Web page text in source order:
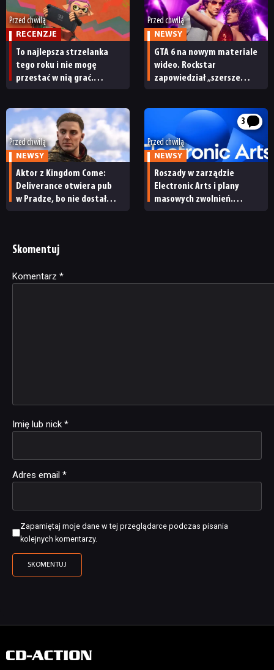
Przed chwilą
RECENZJE
To najlepsza strzelanka
tego roku i nie mogę
przestać w nią grać.
Przed chwilą
NEWSY
GTA 6 na nowym materiale
wideo. Rockstar
zapowiedział „szersze
Przed chwilą
NEWSY
Aktor z Kingdom Come:
Deliverance otwiera pub
w Pradze, bo nie dostał
3
Przed chwilą
NEWSY
Roszady w zarządzie
Electronic Arts i plany
masowych zwolnień.
Skomentuj
Komentarz *
Imię lub nick *
Adres email *
Zapamiętaj moje dane w tej przeglądarce podczas pisania
kolejnych komentarzy.
Alternative: